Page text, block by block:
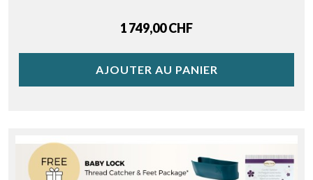
Price
1 749,00 CHF
AJOUTER AU PANIER